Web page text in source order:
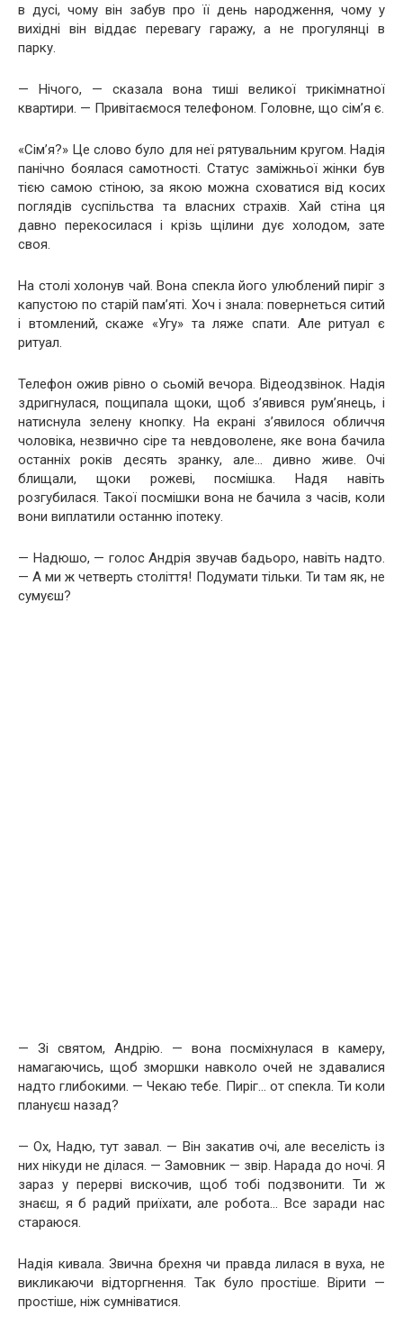
в дусі, чому він забув про її день народження, чому у
вихідні він віддає перевагу гаражу, а не прогулянці в
парку.
— Нічого, — сказала вона тиші великої трикімнатної
квартири. — Привітаємося телефоном. Головне, що сім’я є.
«Сім’я?» Це слово було для неї рятувальним кругом. Надія
панічно боялася самотності. Статус заміжньої жінки був
тією самою стіною, за якою можна сховатися від косих
поглядів суспільства та власних страхів. Хай стіна ця
давно перекосилася і крізь щілини дує холодом, зате
своя.
На столі холонув чай. Вона спекла його улюблений пиріг з
капустою по старій пам’яті. Хоч і знала: повернеться ситий
і втомлений, скаже «Угу» та ляже спати. Але ритуал є
ритуал.
Телефон ожив рівно о сьомій вечора. Відеодзвінок. Надія
здригнулася, пощипала щоки, щоб з’явився рум’янець, і
натиснула зелену кнопку. На екрані з’явилося обличчя
чоловіка, незвично сіре та невдоволене, яке вона бачила
останніх років десять зранку, але… дивно живе. Очі
блищали, щоки рожеві, посмішка. Надя навіть
розгубилася. Такої посмішки вона не бачила з часів, коли
вони виплатили останню іпотеку.
— Надюшо, — голос Андрія звучав бадьоро, навіть надто.
— А ми ж четверть століття! Подумати тільки. Ти там як, не
сумуєш?
— Зі святом, Андрію. — вона посміхнулася в камеру,
намагаючись, щоб зморшки навколо очей не здавалися
надто глибокими. — Чекаю тебе. Пиріг… от спекла. Ти коли
плануєш назад?
— Ох, Надю, тут завал. — Він закатив очі, але веселість із
них нікуди не ділася. — Замовник — звір. Нарада до ночі. Я
зараз у перерві вискочив, щоб тобі подзвонити. Ти ж
знаєш, я б радий приїхати, але робота… Все заради нас
стараюся.
Надія кивала. Звична брехня чи правда лилася в вуха, не
викликаючи відторгнення. Так було простіше. Вірити —
простіше, ніж сумніватися.